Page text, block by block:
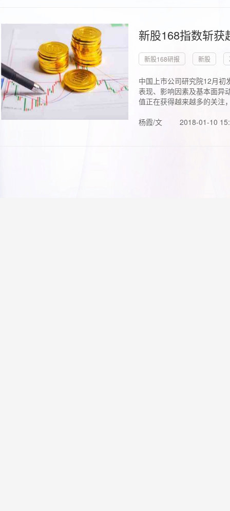
新股168指数斩
新股168研报 新股
中国上市公司研究院12月初
表现、影响因素及基本面异
值正在获得越来越多的关注
杨霞/文
2018-01-10